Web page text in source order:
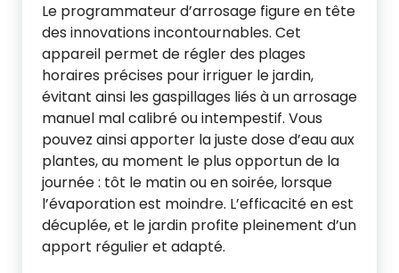
Le programmateur d’arrosage figure en tête
des innovations incontournables. Cet
appareil permet de régler des plages
horaires précises pour irriguer le jardin,
évitant ainsi les gaspillages liés à un arrosage
manuel mal calibré ou intempestif. Vous
pouvez ainsi apporter la juste dose d’eau aux
plantes, au moment le plus opportun de la
journée : tôt le matin ou en soirée, lorsque
l’évaporation est moindre. L’efficacité en est
décuplée, et le jardin profite pleinement d’un
apport régulier et adapté.